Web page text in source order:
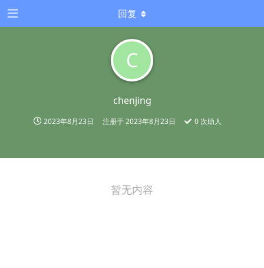
C
chenjing
2023年8月23日 注册于2023年8月23日 0 次助人
回复
暂无内容